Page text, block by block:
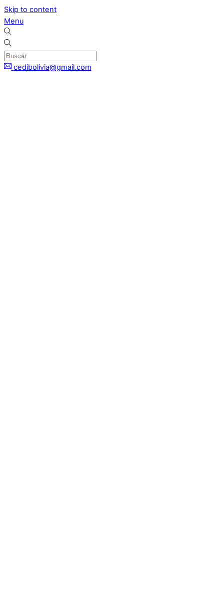
Skip to content
Menu
cedibolivia@gmail.com